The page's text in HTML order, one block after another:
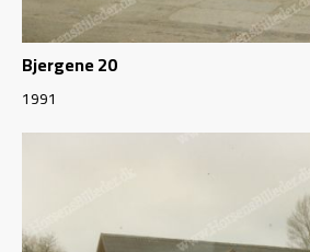
Bjergene 20
1991